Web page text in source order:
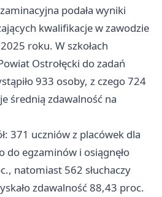
podała wyniki
kwalifikacje w zawodzie
roku. W szkołach
Ostrołęcki do zadań
933 osoby, z czego 724
średnią zdawalność na
371 uczniów z placówek dla
do egzaminów i osiągnęło
natomiast 562 słuchaczy
zdawalność 88,43 proc.